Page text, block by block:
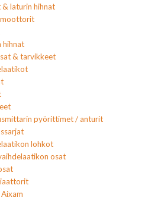
laturin hihnat
hihnat
& tarvikkeet
pyörittimet / anturit
lohkot
osat
Aixam